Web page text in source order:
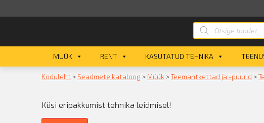
MÜÜK RENT KASUTATUD TEHNIKA
Koduleht > Seadmete kataloog > Müük >Teemantkettad ja -puurid >
Küsi eripakkumist tehnika leidmisel!